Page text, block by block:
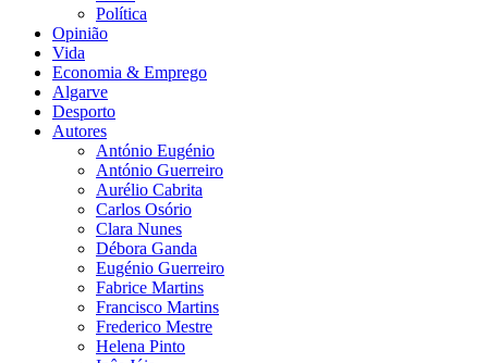
Política
Opinião
Vida
Economia & Emprego
Algarve
Desporto
Autores
António Eugénio
António Guerreiro
Aurélio Cabrita
Carlos Osório
Clara Nunes
Débora Ganda
Eugénio Guerreiro
Fabrice Martins
Francisco Martins
Frederico Mestre
Helena Pinto